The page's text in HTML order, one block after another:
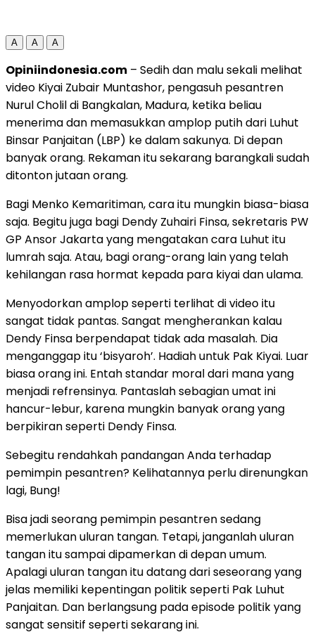
A A A
Opiniindonesia.com – Sedih dan malu sekali melihat
video Kiyai Zubair Muntashor, pengasuh pesantren
Nurul Cholil di Bangkalan, Madura, ketika beliau
menerima dan memasukkan amplop putih dari Luhut
Binsar Panjaitan (LBP) ke dalam sakunya. Di depan
banyak orang. Rekaman itu sekarang barangkali sudah
ditonton jutaan orang.
Bagi Menko Kemaritiman, cara itu mungkin biasa-biasa
saja. Begitu juga bagi Dendy Zuhairi Finsa, sekretaris PW
GP Ansor Jakarta yang mengatakan cara Luhut itu
lumrah saja. Atau, bagi orang-orang lain yang telah
kehilangan rasa hormat kepada para kiyai dan ulama.
Menyodorkan amplop seperti terlihat di video itu
sangat tidak pantas. Sangat mengherankan kalau
Dendy Finsa berpendapat tidak ada masalah. Dia
menganggap itu ‘bisyaroh’. Hadiah untuk Pak Kiyai. Luar
biasa orang ini. Entah standar moral dari mana yang
menjadi refrensinya. Pantaslah sebagian umat ini
hancur-lebur, karena mungkin banyak orang yang
berpikiran seperti Dendy Finsa.
Sebegitu rendahkah pandangan Anda terhadap
pemimpin pesantren? Kelihatannya perlu direnungkan
lagi, Bung!
Bisa jadi seorang pemimpin pesantren sedang
memerlukan uluran tangan. Tetapi, janganlah uluran
tangan itu sampai dipamerkan di depan umum.
Apalagi uluran tangan itu datang dari seseorang yang
jelas memiliki kepentingan politik seperti Pak Luhut
Panjaitan. Dan berlangsung pada episode politik yang
sangat sensitif seperti sekarang ini.